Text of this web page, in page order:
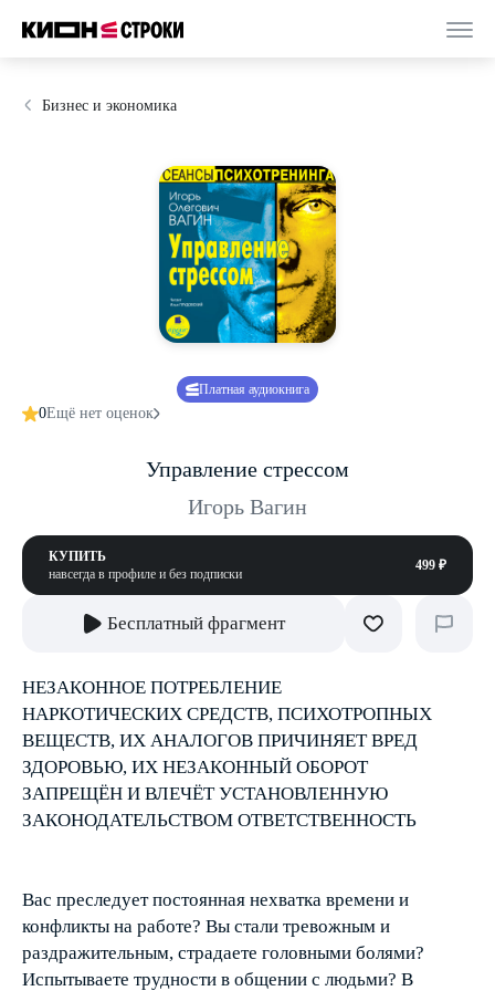
Бизнес и экономика
Платная аудиокнига
0Ещё нет оценок
Управление стрессом
Игорь Вагин
КУПИТЬ
навсегда в профиле и без подписки
499 ₽
Бесплатный фрагмент
НЕЗАКОННОЕ ПОТРЕБЛЕНИЕ
НАРКОТИЧЕСКИХ СРЕДСТВ, ПСИХОТРОПНЫХ
ВЕЩЕСТВ, ИХ АНАЛОГОВ ПРИЧИНЯЕТ ВРЕД
ЗДОРОВЬЮ, ИХ НЕЗАКОННЫЙ ОБОРОТ
ЗАПРЕЩЁН И ВЛЕЧЁТ УСТАНОВЛЕННУЮ
ЗАКОНОДАТЕЛЬСТВОМ ОТВЕТСТВЕННОСТЬ
Вас преследует постоянная нехватка времени и
конфликты на работе? Вы стали тревожным и
раздражительным, страдаете головными болями?
Испытываете трудности в общении с людьми? В